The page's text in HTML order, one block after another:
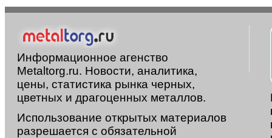
Информационное агенство
Metaltorg.ru. Новости, аналитика,
цены, статистика рынка черных,
цветных и драгоценных металлов.
Использование открытых материалов
разрешается с обязательной